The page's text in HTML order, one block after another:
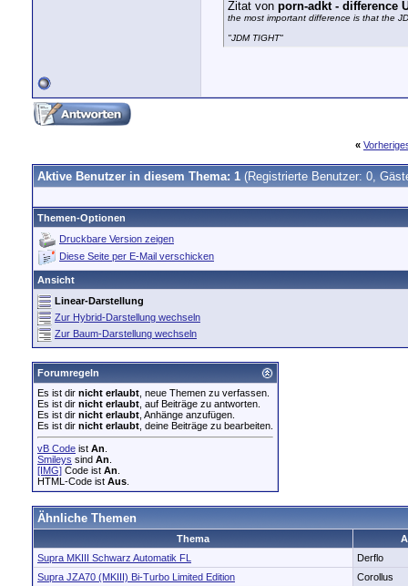
Zitat von porn-adkt - difference
the most important difference is that the
"JDM TIGHT"
«
Aktive Benutzer in diesem Thema: 1 (Registrierte Benutzer: 0,
Themen-Optionen
Druckbare Version zeigen
Diese Seite per E-Mail verschicken
Ansicht
Linear-Darstellung
Zur Hybrid-Darstellung wechseln
Zur Baum-Darstellung wechseln
Forumregeln
Es ist dir nicht erlaubt , neue Themen zu verfassen.
Es ist dir nicht erlaubt , auf Beiträge zu antworten.
Es ist dir nicht erlaubt , Anhänge anzufügen.
Es ist dir nicht erlaubt , deine Beiträge zu bearbeiten.
vB Code ist An
Smileys sind An
[IMG] Code ist An
HTML-Code ist Aus
Ähnliche Themen
Thema
Supra MKIII Schwarz Automatik FL
Derflo
Supra JZA70 (MKIII) Bi-Turbo Limited Edition
Corollus